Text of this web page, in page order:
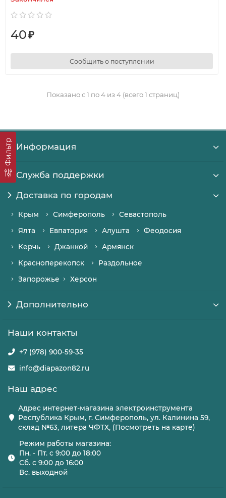
Фильтр
40₽
Сообщить о поступлении
Показано с 1 по 4 из 4 (всего 1 страниц)
Информация
Служба поддержки
Доставка по городам
Крым Симферополь
Севастополь
Ялта
Евпатория Алушта
Феодосия
Керчь
Джанкой
Армянск
Красноперекопск
Раздольное
Запорожье
Херсон
Дополнительно
Наши контакты
+7 (978) 900-59-35
info@diapazon82.ru
Наш адрес
Адрес интернет-магазина электроинструмента
Республика Крым, г. Симферополь, ул. Калинина 59,
склад №63, литера ЧФТХ, (Посмотреть на карте)
Режим работы магазина:
Пн. - Пт. с 9:00 до 18:00
Сб. с 9:00 до 16:00
Вс. выходной